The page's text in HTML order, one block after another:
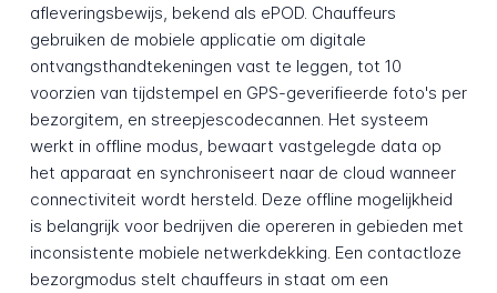
afleveringsbewijs, bekend als ePOD. Chauffeurs
gebruiken de mobiele applicatie om digitale
ontvangsthandtekeningen vast te leggen, tot 10
voorzien van tijdstempel en GPS-geverifieerde foto's per
bezorgitem, en streepjescodecannen. Het systeem
werkt in offline modus, bewaart vastgelegde data op
het apparaat en synchroniseert naar de cloud wanneer
connectiviteit wordt hersteld. Deze offline mogelijkheid
is belangrijk voor bedrijven die opereren in gebieden met
inconsistente mobiele netwerkdekking. Een contactloze
bezorgmodus stelt chauffeurs in staat om een